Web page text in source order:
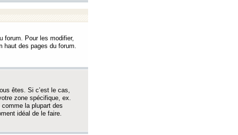
forum. Pour les modifier,
haut des pages du forum.
êtes. Si c’est le cas,
zone spécifique, ex.
la plupart des
idéal de le faire.